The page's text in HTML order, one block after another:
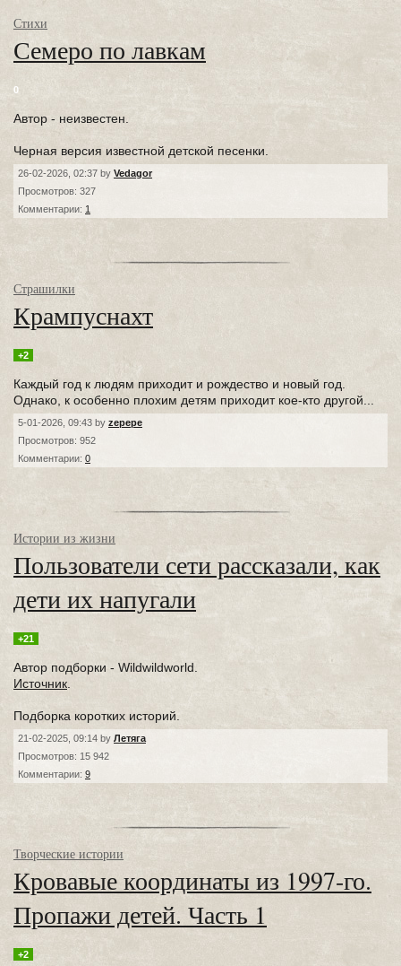
Стихи
Семеро по лавкам
0
Автор - неизвестен.
Черная версия известной детской песенки.
26-02-2026, 02:37 by Vedagor
Просмотров: 327
Комментарии: 1
Страшилки
Крампуснахт
+2
Каждый год к людям приходит и рождество и новый год.
Однако, к особенно плохим детям приходит кое-кто другой...
5-01-2026, 09:43 by zepepe
Просмотров: 952
Комментарии: 0
Истории из жизни
Пользователи сети рассказали, как
дети их напугали⁠⁠
+21
Автор подборки - Wildwildworld.
Источник
Подборка коротких историй.
21-02-2025, 09:14 by Летяга
Просмотров: 15 942
Комментарии: 9
Творческие истории
Кровавые координаты из 1997-го.
Пропажи детей. Часть 1
+2